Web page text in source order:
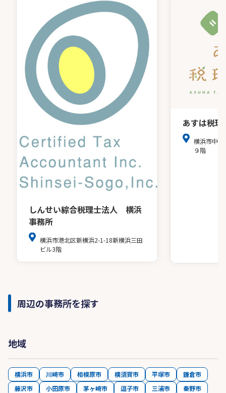
しんせい綜合税理士法人 横浜
事務所
横浜市港北区新横浜2-1-18新横浜三田
ビル3階
あすは税理
横浜市中区
９階
周辺の事務所を探す
地域
横浜市 川崎市 相模原市 横須賀市 平塚市
鎌倉市
藤沢市
小田原市 茅ヶ崎市 逗子市 三浦市
秦野市